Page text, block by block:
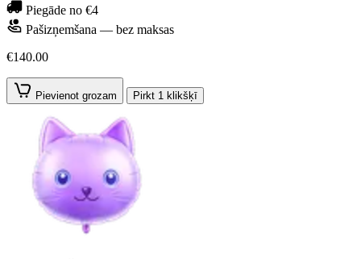
Piegāde no €4
Pašizņemšana — bez maksas
€140.00
Pievienot grozam Pirkt 1 klikšķī